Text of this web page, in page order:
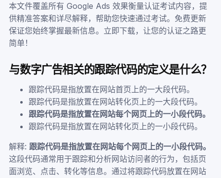
本文件覆盖所有 Google Ads 效果衡量认证考试内容，提
供精准答案和详尽解释，帮助您快速通过考试。免费更新
保证您始终掌握最新信息。立即下载，让您的认证之路更
简单！
与数字广告相关的跟踪代码的定义是什么？
跟踪代码是指放置在网站首页上的一大段代码。
跟踪代码是指放置在网站转化页上的一大段代码。
跟踪代码是指放置在网站每个网页上的一小段代码。
跟踪代码是指放置在网站转化页上的一小段代码。
解释:跟踪代码是指放置在网站每个网页上的一小段代码。
这段代码通常用于跟踪和分析网站访问者的行为，包括页
面浏览、点击、转化等信息。通过将跟踪代码放置在网站